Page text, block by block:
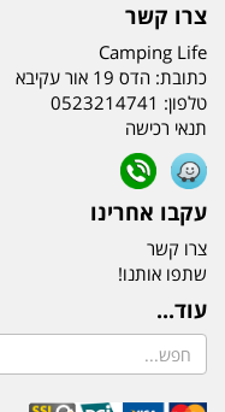
צרו קשר
Camping Life
כתובת: הדס 19 אור עקיבא
טלפון: 0523214741
תנאי רכישה
עקבו אחרינו
צרו קשר
שתפו אותנו!
עוד...